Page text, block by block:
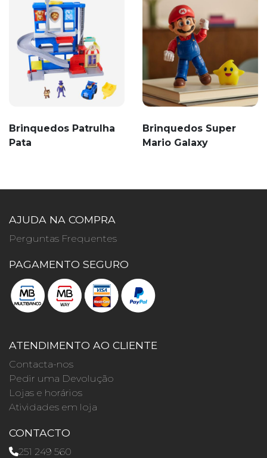
Brinquedos Patrulha
Pata
Brinquedos Super
Mario Galaxy
AJUDA NA COMPRA
Perguntas Frequentes
PAGAMENTO SEGURO
ATENDIMENTO AO CLIENTE
Contacta-nos
Pedir uma Devolução
Lojas e horários
Atividades em loja
CONTACTO
251 249 560